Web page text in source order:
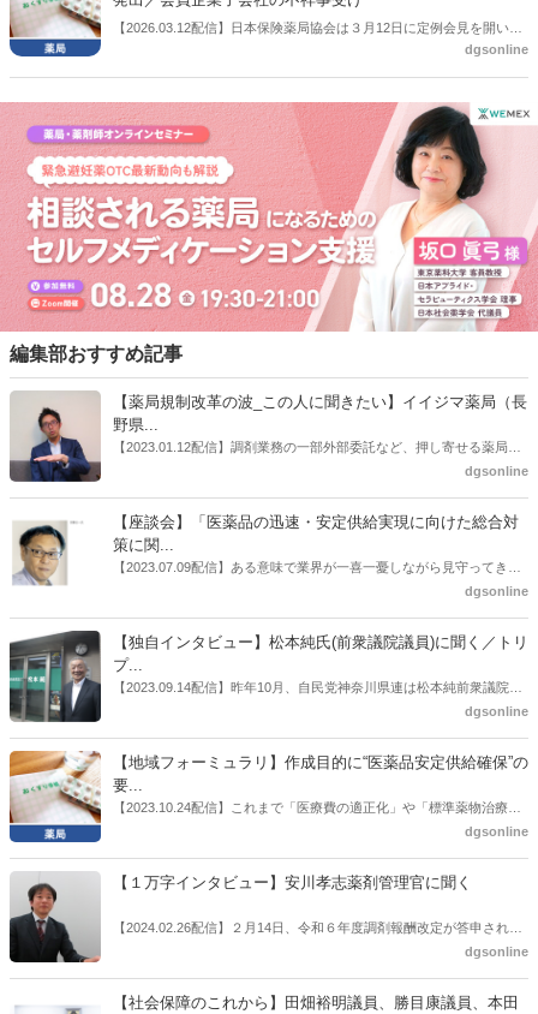
示した。
【2026.03.12配信】日本保険薬局協会は３月12日に定例会見を開い
た。この中で協会会員企業子会社の不祥事受けて、管理薬剤師の適切
dgsonline
編集部おすすめ記事
【薬局規制改革の波_この人に聞きたい】イイジマ薬局（長
野県...
【2023.01.12配信】調剤業務の一部外部委託など、押し寄せる薬局業
界への規制改革の波。この規制改革の波を薬局業界はどう受け止めた
はないだろうか。本紙ではこうした問題について、厚労省「薬局薬剤
師の業務及び薬局の機能に関するワーキンググループ」に参考人とし
ても出席していたイイジマ薬局（長野県上田市）開設者である飯島裕
dgsonline
【座談会】「医薬品の迅速・安定供給実現に向けた総合対
策に関...
【2023.07.09配信】ある意味で業界が一喜一憂しながら見守ってきた
厚労省「医薬品の迅速・安定供給実現に向けた総合対策に関する有識
書がとりまとめられた。ドラビズon-lineでは検討会を総括する目的で
厚労省医政局医薬産業振興・医療情報企画課長（医薬産業振興・医療
情報企画課セルフケア・セルフメディケーション推進室長併任）安藤
公一氏や青山学院大学名誉教授の三村優美子氏、 日本保険薬局協会医
dgsonline
【独自インタビュー】松本純氏(前衆議院議員)に聞く／トリ
プ...
【2023.09.14配信】昨年10月、自民党神奈川県連は松本純前衆議院議
員を「自民党神奈川1区」（横浜市中区・磯子区・金沢区）の支部長
候補の前提となるもの。薬剤師に関わる政策に広く・深く関わってき
た同氏の復活に向けた薬剤師業界の期待には熱いものがある。不透明
感の払拭できない医療・介護・障害者サービスのトリプル改定等へ
の、薬剤師業界の強い危機感の裏返しといってもいいだろう。本稿で
dgsonline
【地域フォーミュラリ】作成目的に“医薬品安定供給確保”の
要...
【2023.10.24配信】これまで「医療費の適正化」や「標準薬物治療の
推進」などが目的とされることが多かった地域フォーミュラリの作
た。医薬品の安定供給確保だ。10月22日に開かれた「日本フォーミュ
飯田市）は、会員薬局から安定供給確保への強い要望があったことを
受け、安定供給確保が見込めるPPI３成分について銘柄を含めて選定
dgsonline
【１万字インタビュー】安川孝志薬剤管理官に聞く
【2024.02.26配信】２月14日、令和６年度調剤報酬改定が答申され
た。本紙では、厚生労働省保険局医療課・薬剤管理官の安川孝志氏
dgsonline
【社会保障のこれから】田畑裕明議員、勝目康議員、本田